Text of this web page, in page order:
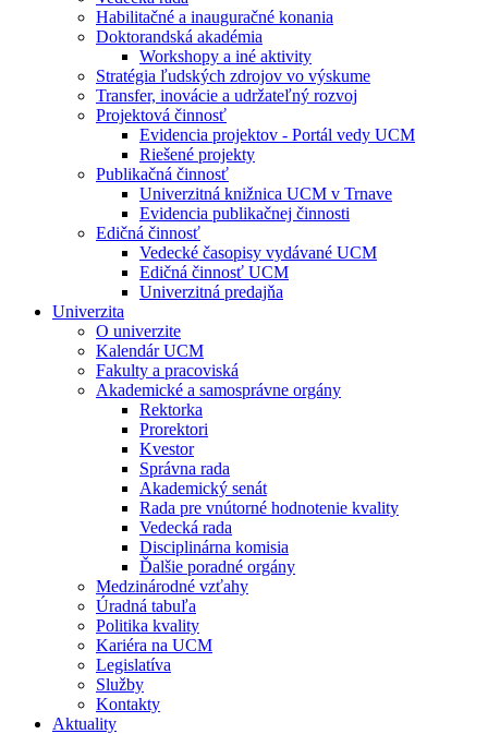
Habilitačné a inauguračné konania
Doktorandská akadémia
Workshopy a iné aktivity
Stratégia ľudských zdrojov vo výskume
Transfer, inovácie a udržateľný rozvoj
Projektová činnosť
Evidencia projektov - Portál vedy UCM
Riešené projekty
Publikačná činnosť
Univerzitná knižnica UCM v Trnave
Evidencia publikačnej činnosti
Edičná činnosť
Vedecké časopisy vydávané UCM
Edičná činnosť UCM
Univerzitná predajňa
Univerzita
O univerzite
Kalendár UCM
Fakulty a pracoviská
Akademické a samosprávne orgány
Rektorka
Prorektori
Kvestor
Správna rada
Akademický senát
Rada pre vnútorné hodnotenie kvality
Vedecká rada
Disciplinárna komisia
Ďalšie poradné orgány
Medzinárodné vzťahy
Úradná tabuľa
Politika kvality
Kariéra na UCM
Legislatíva
Služby
Kontakty
Aktuality